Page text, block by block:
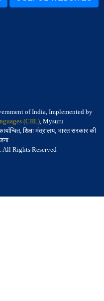
of India, Implemented by
(CIIL), Mysuru
शिक्षा मंत्रालय, भारत सरकार की
. All Rights Reserved